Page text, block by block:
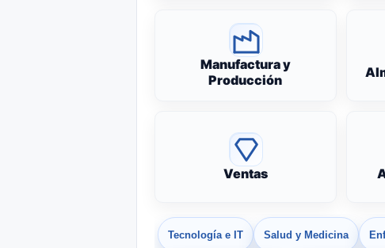
Manufactura y
Producción
Ventas
Tecnología e IT Salud y Medicina